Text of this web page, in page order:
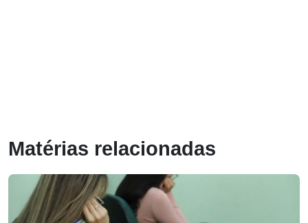
Matérias relacionadas